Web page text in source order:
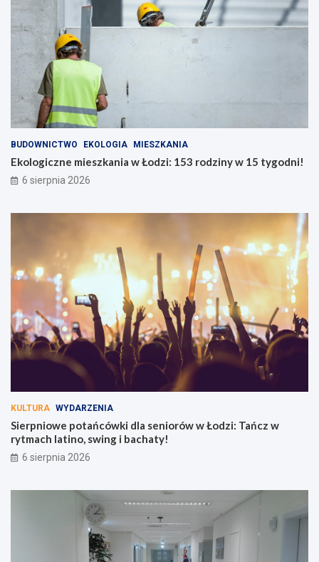
BUDOWNICTWO EKOLOGIA MIESZKANIA
Ekologiczne mieszkania w Łodzi: 153 rodziny w 15 tygodni!
6 sierpnia 2026
KULTURA WYDARZENIA
Sierpniowe potańcówki dla seniorów w Łodzi: Tańcz w
rytmach latino, swing i bachaty!
6 sierpnia 2026